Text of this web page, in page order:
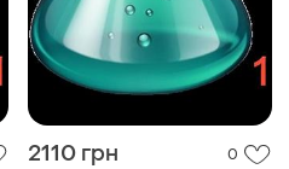
2110 грн 0